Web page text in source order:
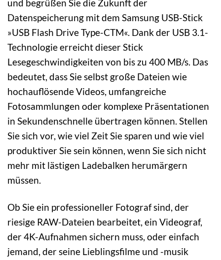
und begrüßen Sie die Zukunft der
Datenspeicherung mit dem Samsung USB-Stick
»USB Flash Drive Type-CTM«. Dank der USB 3.1-
Technologie erreicht dieser Stick
Lesegeschwindigkeiten von bis zu 400 MB/s. Das
bedeutet, dass Sie selbst große Dateien wie
hochauflösende Videos, umfangreiche
Fotosammlungen oder komplexe Präsentationen
in Sekundenschnelle übertragen können. Stellen
Sie sich vor, wie viel Zeit Sie sparen und wie viel
produktiver Sie sein können, wenn Sie sich nicht
mehr mit lästigen Ladebalken herumärgern
müssen.
Ob Sie ein professioneller Fotograf sind, der
riesige RAW-Dateien bearbeitet, ein Videograf,
der 4K-Aufnahmen sichern muss, oder einfach
jemand, der seine Lieblingsfilme und -musik